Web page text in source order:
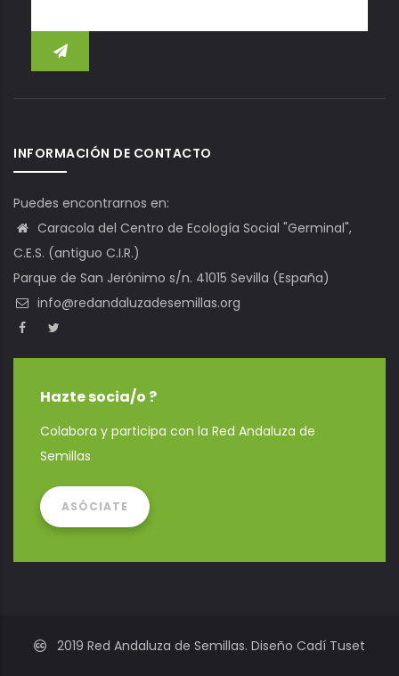
INFORMACIÓN DE CONTACTO
Puedes encontrarnos en:
Caracola del Centro de Ecología Social "Germinal",
C.E.S. (antiguo C.I.R.)
Parque de San Jerónimo s/n. 41015 Sevilla (España)
info@redandaluzadesemillas.org
Hazte socia/o ?
Colabora y participa con la Red Andaluza de
Semillas
ASÓCIATE
2019 Red Andaluza de Semillas. Diseño Cadí Tuset